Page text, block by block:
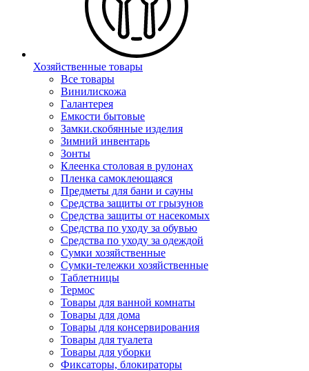
Хозяйственные товары
Все товары
Винилискожа
Галантерея
Емкости бытовые
Замки.скобянные изделия
Зимний инвентарь
Зонты
Клеенка столовая в рулонах
Пленка самоклеющаяся
Предметы для бани и сауны
Средства защиты от грызунов
Средства защиты от насекомых
Средства по уходу за обувью
Средства по уходу за одеждой
Сумки хозяйственные
Сумки-тележки хозяйственные
Таблетницы
Термос
Товары для ванной комнаты
Товары для дома
Товары для консервирования
Товары для туалета
Товары для уборки
Фиксаторы, блокираторы